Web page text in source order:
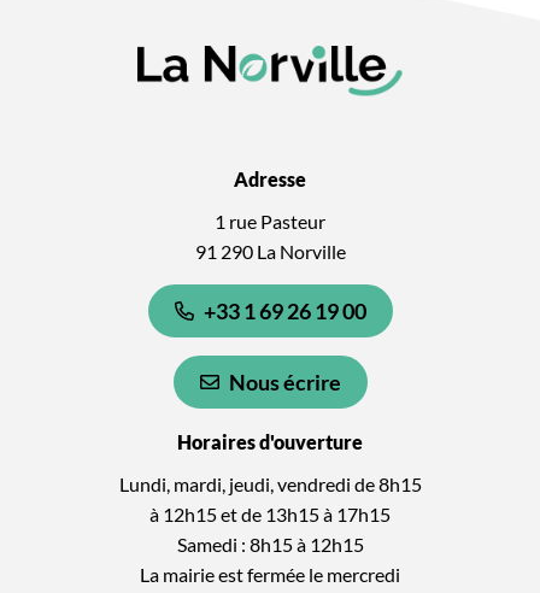
Adresse
1 rue Pasteur
91 290 La Norville
+33 1 69 26 19 00
Nous écrire
Horaires d'ouverture
Lundi, mardi, jeudi, vendredi de 8h15
à 12h15 et de 13h15 à 17h15
Samedi : 8h15 à 12h15
La mairie est fermée le mercredi